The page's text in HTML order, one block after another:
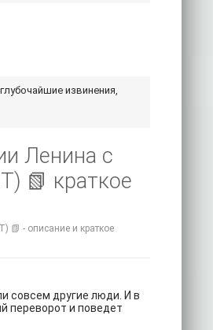
извинения,
Ленина с
📗 краткое
📗 - описание и краткое
совсем другие люди. И в
переворот и поведет